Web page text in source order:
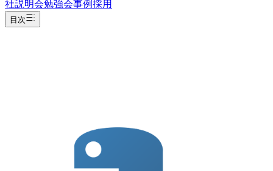
社説明会勉強会事例採用
目次